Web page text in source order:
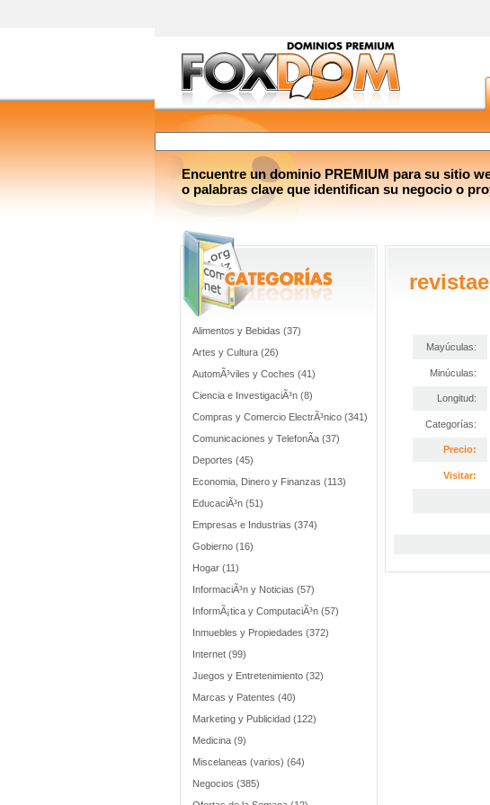
Encuentre un dominio PREMIUM para su sitio
o palabras clave que identifican su negocio o
Alimentos y Bebidas (37)
Artes y Cultura (26)
AutomÃ³viles y Coches (41)
Ciencia e InvestigaciÃ³n (8)
Compras y Comercio ElectrÃ³nico (341)
Comunicaciones y TelefonÃ­a (37)
Deportes (45)
Economia, Dinero y Finanzas (113)
EducaciÃ³n (51)
Empresas e Industrias (374)
Gobierno (16)
Hogar (11)
InformaciÃ³n y Noticias (57)
InformÃ¡tica y ComputaciÃ³n (57)
Inmuebles y Propiedades (372)
Internet (99)
Juegos y Entretenimiento (32)
Marcas y Patentes (40)
Marketing y Publicidad (122)
Medicina (9)
Miscelaneas (varios) (64)
Negocios (385)
Mayúculas:
Minúculas:
Longitud:
Categorías:
Precio:
Visitar: